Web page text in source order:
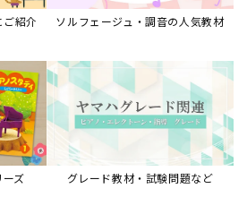
紹介 ソルフェージュ・調音の人気教材
ズ グレード教材・試験問題など